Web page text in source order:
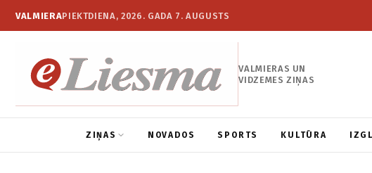
VALMIERAPIEKTDIENA, 2026. GADA 7. AUGUSTS
VALMIERAS UN
VIDZEMES ZIŅAS
ZIŅAS NOVADOS SPORTS KULTŪRA